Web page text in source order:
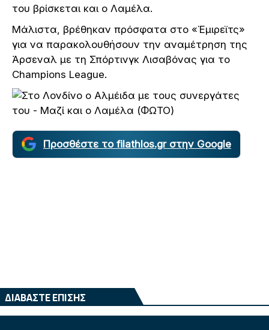
του βρίσκεται και ο Λαμέλα.
Μάλιστα, βρέθηκαν πρόσφατα στο «Έμιρεϊτς»
για να παρακολουθήσουν την αναμέτρηση της
Άρσεναλ με τη Σπόρτινγκ Λισαβόνας για το
Champions League.
Προσθέστε το filathlos.gr στην Google
ΔΙΑΒΑΣΤΕ ΕΠΙΣΗΣ